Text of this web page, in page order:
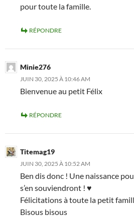
pour toute la famille.
RÉPONDRE
Minie276
JUIN 30, 2025 À 10:46 AM
Bienvenue au petit Félix
RÉPONDRE
Titemag19
JUIN 30, 2025 À 10:52 AM
Ben dis donc ! Une naissance
s’en souviendront ! ♥
Félicitations à toute la petit
Bisous bisous